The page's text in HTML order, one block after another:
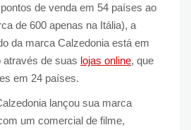
de venda em 54 países ao
de 600 apenas na Itália), a
da marca Calzedonia está em
de suas lojas online, que
em 24 países.
lançou sua marca
um comercial de filme,